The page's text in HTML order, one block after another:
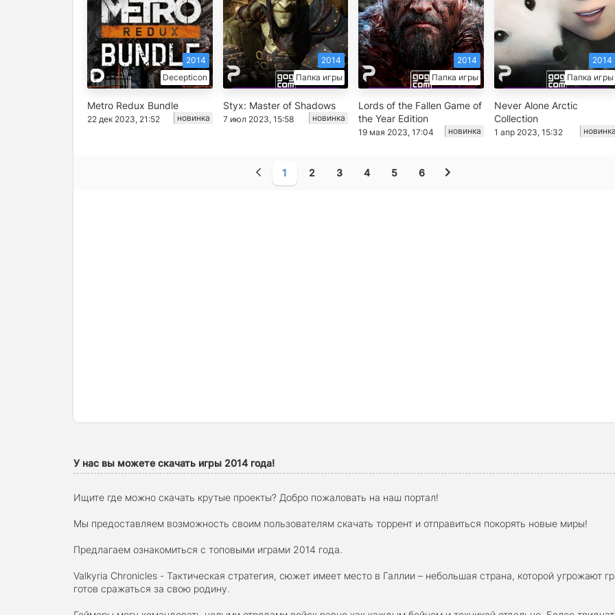
Decepticon
2014
Metro Redux Bundle
22 дек 2023, 21:52 новинка
Папка игры
2014
Styx: Master of Shadows
7 июл 2023, 15:58 новинка
Папка игры
2014
Lords of the Fallen Game of
the Year Edition
19 мая 2023, 17:04 новинка
Папка игры
2014
Never Alone Arctic
Collection
1 апр 2023, 15:32
1 2 3 4 5 6
У нас вы можете скачать игры 2014 года!
Ищите где можно скачать крутые проекты? Добро пожаловать на наш портал!
Мы предоставляем возможность своим пользователям скачать торрент и отправиться покорять новые миры!
Предлагаем ознакомиться с топовыми играми 2014 года.
Valkyria Chronicles - Тактическая стратегия, сюжет имеет место в Галлии – небольшая страна, которой
готов сражаться за свою родину.